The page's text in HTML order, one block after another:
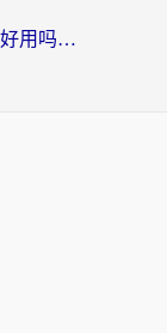
海外党必看：Quickback和OurPlay好用吗？3分钟选对回国加速器，无缝刷剧玩游戏